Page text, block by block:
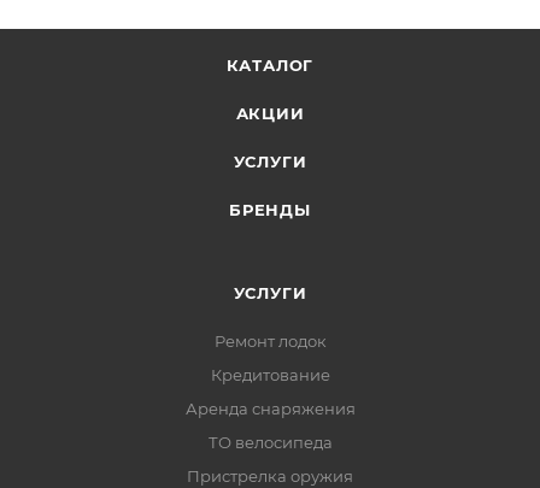
КАТАЛОГ
АКЦИИ
УСЛУГИ
БРЕНДЫ
УСЛУГИ
Ремонт лодок
Кредитование
Аренда снаряжения
ТО велосипеда
Пристрелка оружия